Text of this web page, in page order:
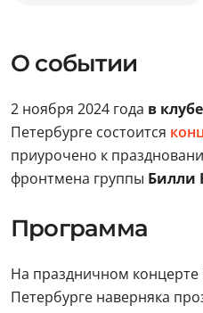
О событии
2 ноября 2024 года в
Петербурге состоится
приурочено к
фронтмена группы Билли
Программа
На праздничном концерте
Петербурге наверняка